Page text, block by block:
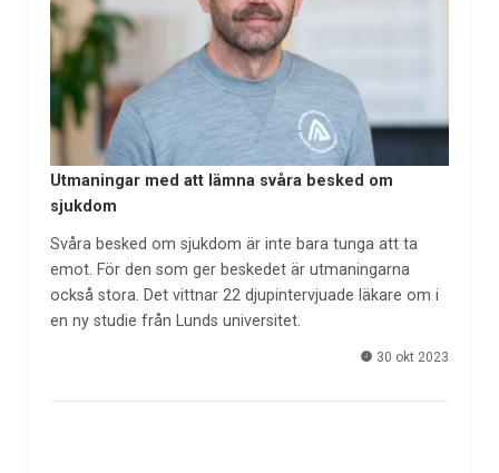
Utmaningar med att lämna svåra besked om
sjukdom
Svåra besked om sjukdom är inte bara tunga att ta
emot. För den som ger beskedet är utmaningarna
också stora. Det vittnar 22 djupintervjuade läkare om i
en ny studie från Lunds universitet.
30 okt 2023